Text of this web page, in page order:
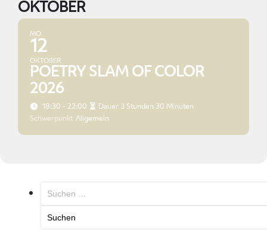
OKTOBER
MO
12
OKTOBER
POETRY SLAM OF COLOR
2026
18:30 - 22:00
Dauer 3 Stunden 30 Minuten
Schwerpunkt Allgemein
Suchen